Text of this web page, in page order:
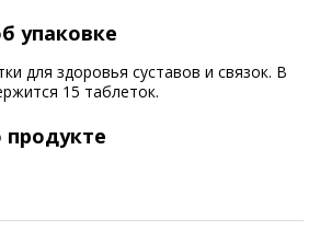
упаковке
для здоровья суставов и связок. В
15 таблеток.